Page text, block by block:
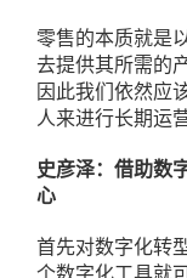
零售的本质就是
去提供其所需的
因此我们依然应
人来进行长期运
史彦泽：借助数
心
首先对数字化转